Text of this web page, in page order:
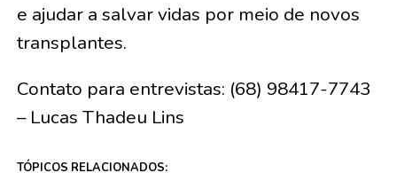
e ajudar a salvar vidas por meio de novos
transplantes.
Contato para entrevistas: (68) 98417-7743
– Lucas Thadeu Lins
TÓPICOS RELACIONADOS: